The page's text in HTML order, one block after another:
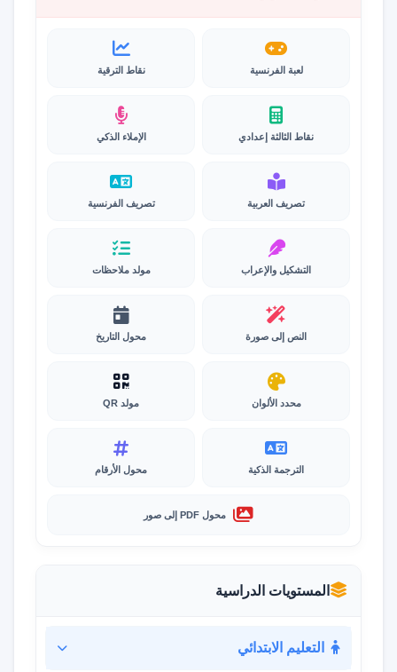
لعبة الفرنسية نقاط الترقية
نقاط الثالثة إعدادي الإملاء الذكي
تصريف العربية تصريف الفرنسية
التشكيل والإعراب مولد ملاحظات
النص إلى صورة محول التاريخ
محدد الألوان مولد QR
الترجمة الذكية محول الأرقام
محول PDF إلى صور
المستويات الدراسية
التعليم الابتدائي